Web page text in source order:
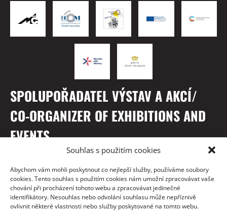
Souhlas s použitím cookies
Abychom vám mohli poskytnout co nejlepší služby, používáme soubory
cookies. Tento souhlas s použitím cookies nám umožní zpracovávat vaše
chování při procházení tohoto webu a zpracovávat jedinečné
identifikátory. Nesouhlas nebo odvolání souhlasu může nepříznivě
ovlivnit některé vlastnosti nebo služby poskytované na tomto webu.
SPOLUPOŘADATEL VÝSTAV A AKCÍ/
CO-ORGANIZER OF EXHIBITIONS AND
EVENTS